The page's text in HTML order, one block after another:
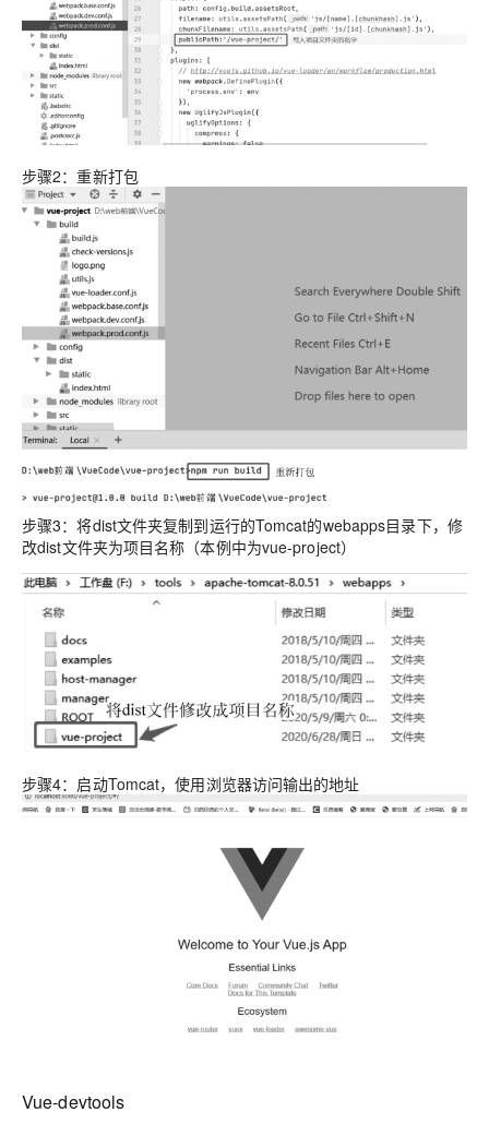
步骤2：重新打包
步骤3：将dist文件夹复制到运行的Tomcat的webapps目录下，修
改dist文件夹为项目名称（本例中为vue-project）
步骤4：启动Tomcat，使用浏览器访问输出的地址
Vue-devtools